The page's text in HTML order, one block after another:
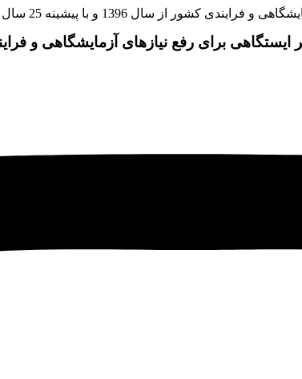
در بازار اوراسیا کار خود را با این شعار آغاز نمود:
ایستگاهی برای رفع نیازهای آزمایشگاهی و